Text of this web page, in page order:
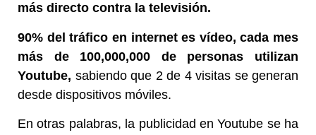
más directo contra la televisión.
90% del tráfico en internet es vídeo, cada mes
más de 100,000,000 de personas utilizan
Youtube, sabiendo que 2 de 4 visitas se generan
desde dispositivos móviles.
En otras palabras, la publicidad en Youtube se ha